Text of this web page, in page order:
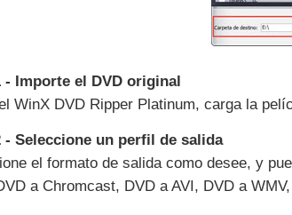
- Importe el DVD original
WinX DVD Ripper Platinum, carga la
- Seleccione un perfil de salida
el formato de salida como desee, y
a Chromcast, DVD a AVI, DVD a